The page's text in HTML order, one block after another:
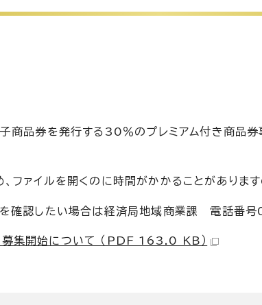
商品券を発行する30％のプレミアム付き商品
ファイルを開くのに時間がかかることがありま
容を確認したい場合は経済局地域商業課 電話
募集開始について （PDF 163.0 KB）